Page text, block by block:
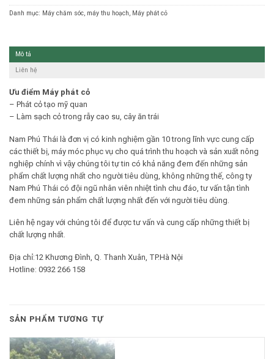
Danh mục: Máy chăm sóc, máy thu hoạch, Máy phát cỏ
Mô tả
Liên hệ
Ưu điểm Máy phát cỏ
– Phát cỏ tạo mỹ quan
– Làm sạch cỏ trong rẫy cao su, cây ăn trái
Nam Phú Thái là đơn vị có kinh nghiệm gần 10 trong lĩnh vực cung cấp
các thiết bị, máy móc phục vụ cho quá trình thu hoạch và sản xuất nông
nghiệp chính vì vậy chúng tôi tự tin có khả năng đem đến những sản
phẩm chất lượng nhất cho người tiêu dùng, không những thế, công ty
Nam Phú Thái có đội ngũ nhân viên nhiệt tình chu đáo, tư vấn tận tình
đem những sản phẩm chất lượng nhất đến với người tiêu dùng.
Liên hệ ngay với chúng tôi để được tư vấn và cung cấp những thiết bị
chất lượng nhất.
Địa chỉ:12 Khương Đình, Q. Thanh Xuân, TP.Hà Nội
Hotline: 0932 266 158
SẢN PHẨM TƯƠNG TỰ